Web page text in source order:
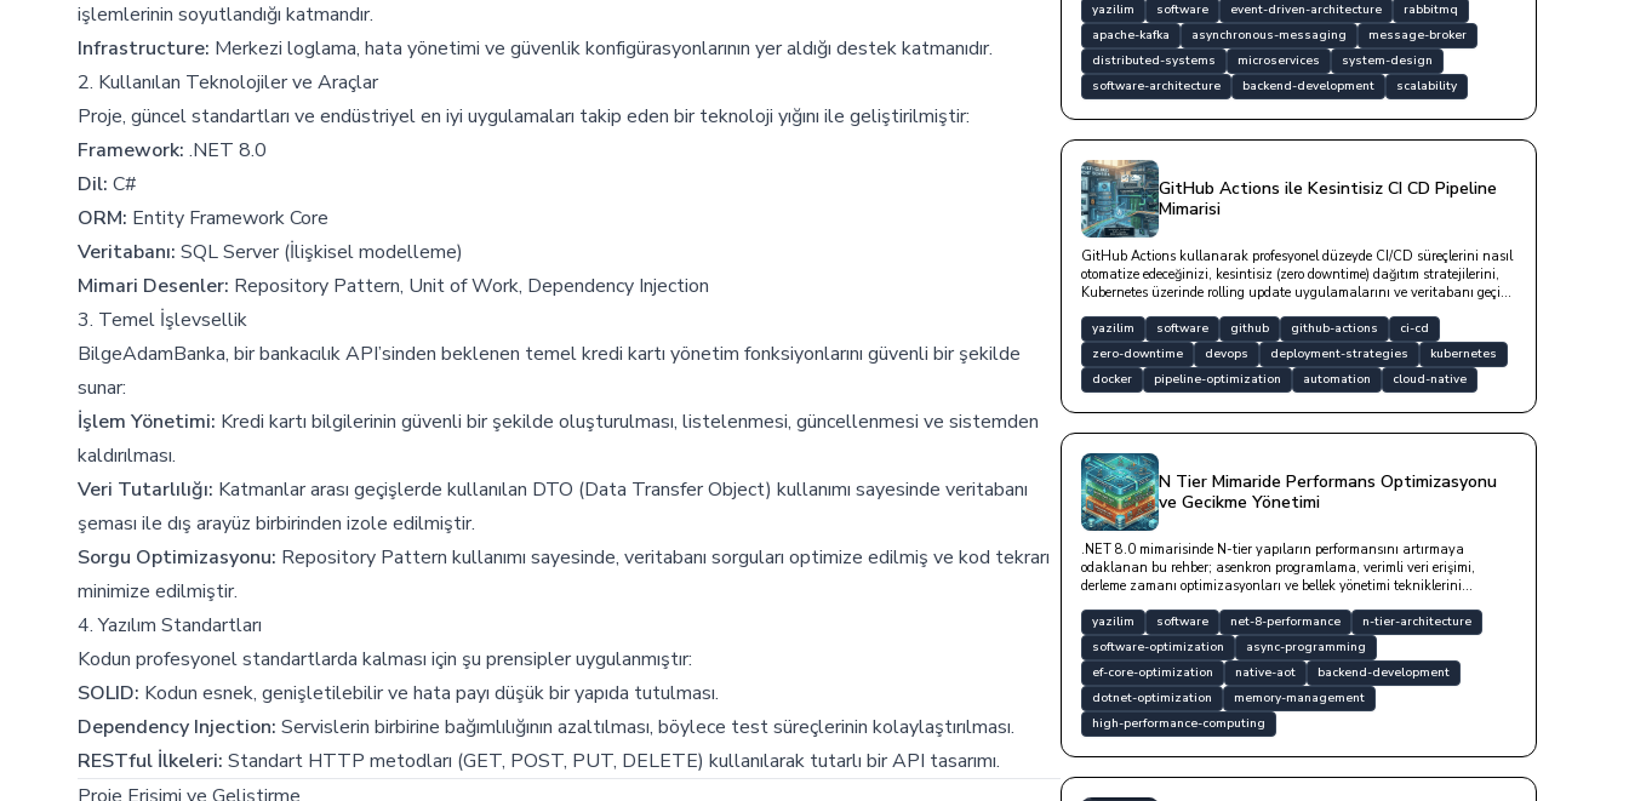
işlemlerinin soyutlandığı katmandır.
Infrastructure: Merkezi loglama, hata yönetimi ve güvenlik konfigürasyonlarının yer aldığı destek katmanıdır.
2. Kullanılan Teknolojiler ve Araçlar
Proje, güncel standartları ve endüstriyel en iyi uygulamaları takip eden bir teknoloji yığını ile geliştirilmiştir:
Framework: .NET 8.0
Dil: C#
ORM: Entity Framework Core
Veritabanı: SQL Server (İlişkisel modelleme)
Mimari Desenler: Repository Pattern, Unit of Work, Dependency Injection
3. Temel İşlevsellik
BilgeAdamBanka, bir bankacılık API’sinden beklenen temel kredi kartı yönetim fonksiyonlarını güvenli bir şekilde
sunar:
İşlem Yönetimi: Kredi kartı bilgilerinin güvenli bir şekilde oluşturulması, listelenmesi, güncellenmesi ve sistemden
kaldırılması.
Veri Tutarlılığı: Katmanlar arası geçişlerde kullanılan DTO (Data Transfer Object) kullanımı sayesinde veritabanı
şeması ile dış arayüz birbirinden izole edilmiştir.
Sorgu Optimizasyonu: Repository Pattern kullanımı sayesinde, veritabanı sorguları optimize edilmiş ve kod tekrarı
minimize edilmiştir.
4. Yazılım Standartları
Kodun profesyonel standartlarda kalması için şu prensipler uygulanmıştır:
SOLID: Kodun esnek, genişletilebilir ve hata payı düşük bir yapıda tutulması.
Dependency Injection: Servislerin birbirine bağımlılığının azaltılması, böylece test süreçlerinin kolaylaştırılması.
RESTful İlkeleri: Standart HTTP metodları (GET, POST, PUT, DELETE) kullanılarak tutarlı bir API tasarımı.
yazilim software event-driven-architecture
rabbitmq
apache-kafka
asynchronous-messaging
message-broker
distributed-systems
microservices
system-design
software-architecture
backend-development scalability
GitHub Actions ile Kesintisiz CI CD Pipeline
Mimarisi
GitHub Actions kullanarak profesyonel düzeyde CI/CD süreçlerini nasıl
otomatize edeceğinizi, kesintisiz (zero downtime) dağıtım stratejilerini,
Kubernetes üzerinde rolling update uygulamalarını ve veritabanı geçiş
almaktadır.
yazilim software github github-actions
ci-cd
zero-downtime
devops deployment-strategies
kubernetes
docker
pipeline-optimization automation cloud-native
N Tier Mimaride Performans Optimizasyonu
ve Gecikme Yönetimi
.NET 8.0 mimarisinde N-tier yapıların performansını artırmaya
odaklanan bu rehber; asenkron programlama, verimli veri erişimi,
derleme zamanı optimizasyonları ve bellek yönetimi tekniklerini
teknik detaylarla açıklanmaktadır.
yazilim software net-8-performance
n-tier-architecture
software-optimization
async-programming
ef-core-optimization
native-aot
backend-development
dotnet-optimization
memory-management
high-performance-computing